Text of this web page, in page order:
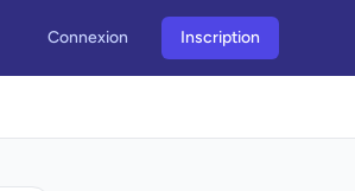
Connexion Inscription